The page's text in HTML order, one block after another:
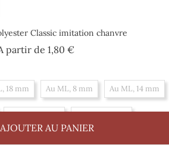
Classic imitation chanvre
partir de 1,80 €Prix
18 mm Au ML, 8 mm Au ML, 14 mm
Par 100 m, 8 mm Par 100 m, 14 mm
AJOUTER AU PANIER